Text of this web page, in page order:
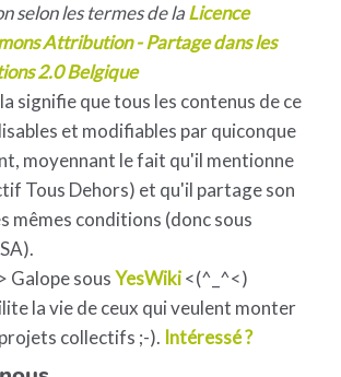
selon les termes de laLicence
Attribution - Partage dans les
2.0 Belgique
signifie que tous les contenus de ce
et modifiables par quiconque
moyennant le fait qu'il mentionne
Tous Dehors) et qu'il partage son
mêmes conditions (donc sous
Galope sousYesWiki<(^_^<)
la vie de ceux qui veulent monter
collectifs ;-). Intéressé ?